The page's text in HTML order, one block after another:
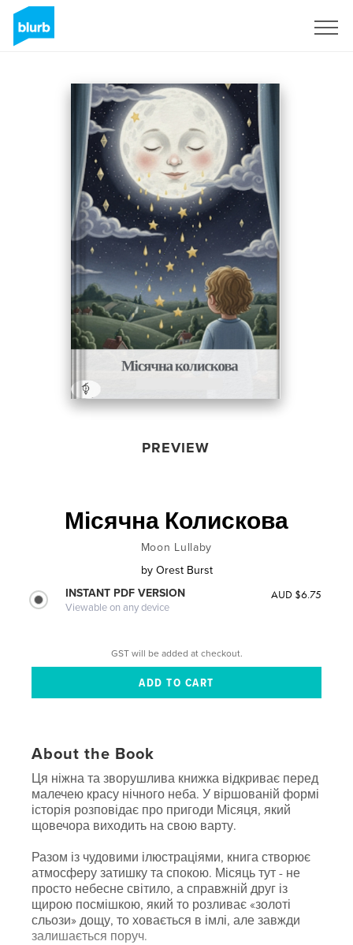
PREVIEW
Місячна Колискова
Moon Lullaby
by Orest Burst
INSTANT PDF VERSION
Viewable on any device
AUD $6.75
GST will be added at checkout.
About the Book
Ця ніжна та зворушлива книжка відкриває перед
малечею красу нічного неба. У віршованій формі
історія розповідає про пригоди Місяця, який
щовечора виходить на свою варту.
Разом із чудовими ілюстраціями, книга створює
атмосферу затишку та спокою. Місяць тут - не
просто небесне світило, а справжній друг із
щирою посмішкою, який то розливає «золоті
сльози» дощу, то ховається в імлі, але завжди
залишається поруч.